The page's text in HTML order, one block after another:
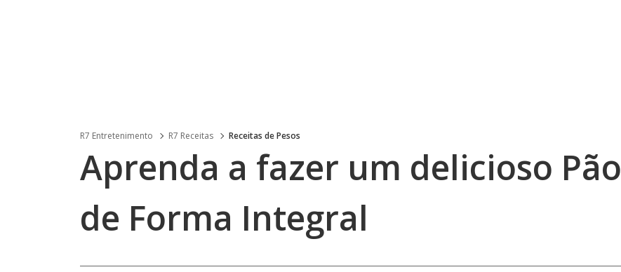
R7 Entretenimento R7 Receitas Receitas de Pesos
Aprenda a fazer um delicioso Pão
de Forma Integral